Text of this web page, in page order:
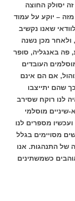
יסולק החוצה
– יוקע על עמוד
שאנו נקשיב
ולאחר מכן נשנה
פה באנגליה, סופר
העובדים
אם הם אינם
שהם יתייצבו
לנו רוקח שסירב
שיניים מוסלמי
מספרים לנו
מסויימים בגלל
של התנהגות. אנו
כשמשתינים